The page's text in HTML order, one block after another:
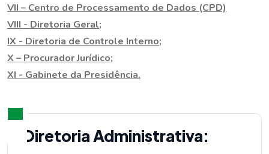
VII – Centro de Processamento de Dados (CPD)
VIII - Diretoria Geral;
IX - Diretoria de Controle Interno;
X – Procurador Jurídico;
XI - Gabinete da Presidência.
Diretoria Administrativa: